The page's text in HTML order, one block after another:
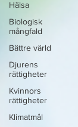
Hälsa
Biologisk
mångfald
Bättre värld
Djurens
rättigheter
Kvinnors
rättigheter
Klimatmål